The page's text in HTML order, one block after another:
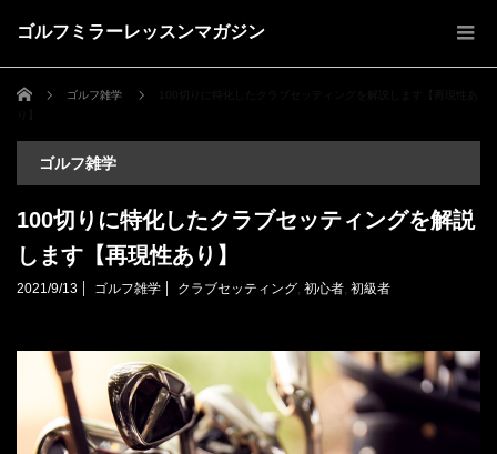
ゴルフミラーレッスンマガジン
ホーム ゴルフ雑学
ゴルフ雑学
100切りに特化したクラブセッティングを解説
します【再現性あり】
2021/9/13 ゴルフ雑学 クラブセッティング, 初心者, 初級者